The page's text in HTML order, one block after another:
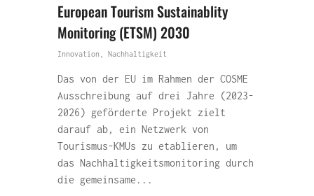
European Tourism Sustainablity
Monitoring (ETSM) 2030
Innovation Nachhaltigkeit
Das von der EU im Rahmen der COSME
Ausschreibung auf drei Jahre (2023-
2026) geförderte Projekt zielt
darauf ab, ein Netzwerk von
Tourismus-KMUs zu etablieren, um
das Nachhaltigkeitsmonitoring durch
die gemeinsame...